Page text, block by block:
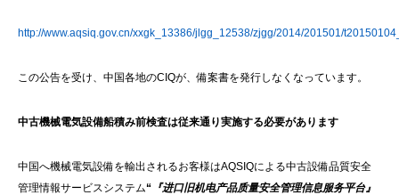
http://www.aqsiq.gov.cn/xxgk_13386/jlgg_12538/zjgg/2014/201501/
この公告を受け、中国各地のCIQが、備案書を発行しなくなっています。
中古機械電気設備船積み前検査は従来通り実施する必要があります
中国へ機械電気設備を輸出されるお客様はAQSIQによる中古設備品質安全
管理情報サービスシステム“ 『进口旧机电产品质量安全管理信息服务平台』